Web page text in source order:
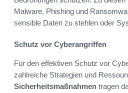
Malware, Phishing und
sensible Daten zu stehlen oder
Schutz vor Cyberangriffen
Für den effektiven Schutz vor
zahlreiche Strategien und
Sicherheitsmaßnahmen tragen